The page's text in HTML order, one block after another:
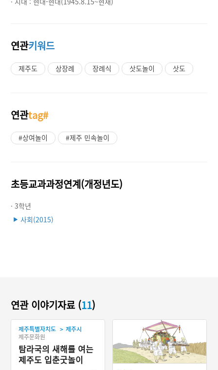
연관키워드
제주도 상장례 장례식 삿도놀이 삿도
연관tag#
#상여놀이 #제주 민속놀이
초등교과과정연계(개정년도)
· 3학년
▶ 사회(2015)
연관 이야기자료 (11)
제주특별자치도 > 제주시
제주문화원
탐라국의 새해를 여는
제주도 입춘굿놀이